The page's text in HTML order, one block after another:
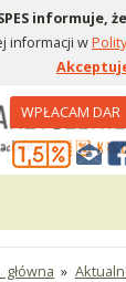
informuje,
informacji w
WPŁACAM DAR
»